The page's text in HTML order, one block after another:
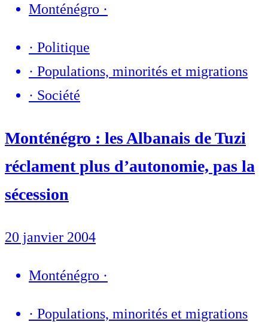
Monténégro ·
· Politique
· Populations, minorités et migrations
· Société
Monténégro : les Albanais de Tuzi
réclament plus d’autonomie, pas la
sécession
20 janvier 2004
Monténégro ·
· Populations, minorités et migrations